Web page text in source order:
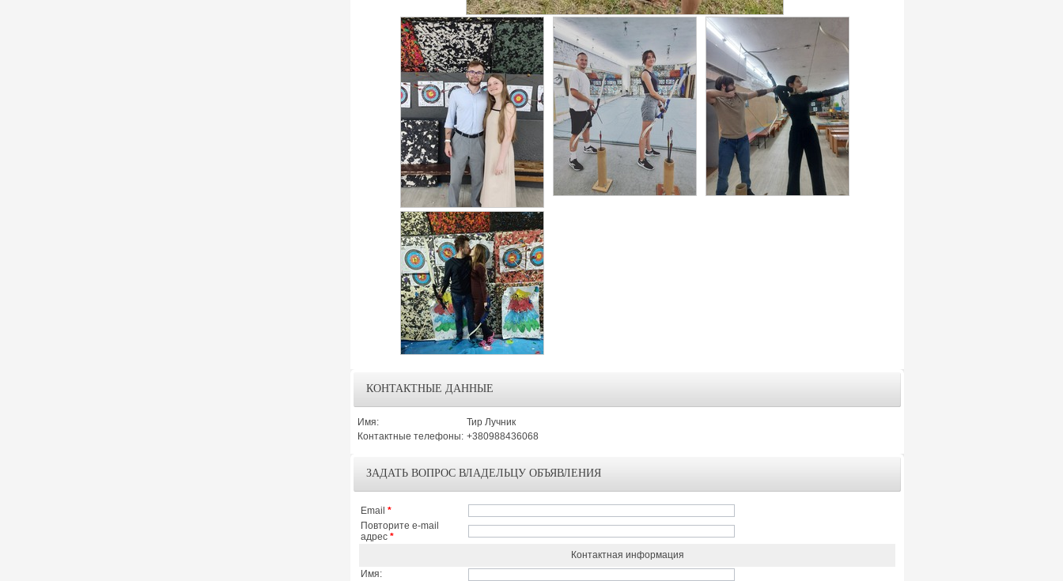
КОНТАКТНЫЕ ДАННЫЕ
Имя:
Тир Лучник
Контактные телефоны: +380988436068
ЗАДАТЬ ВОПРОС ВЛАДЕЛЬЦУ ОБЪЯВЛЕНИЯ
Email *
Повторите e-mail
адрес *
Контактная информация
Имя: